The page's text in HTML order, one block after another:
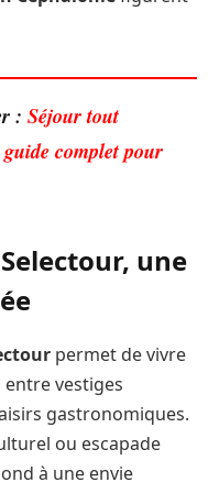
:Séjour tout
complet pour
une
permet de vivre
entre vestiges
gastronomiques.
ou escapade
à une envie